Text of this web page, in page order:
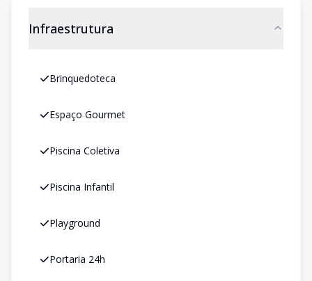
Infraestrutura
Brinquedoteca
Espaço Gourmet
Piscina Coletiva
Piscina Infantil
Playground
Portaria 24h